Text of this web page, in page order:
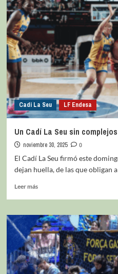
Cadi La Seu LF Endesa
Un Cadí La Seu sin complejos
noviembre 30, 2025
0
El Cadí La Seu firmó este
dejan huella, de las que obligan
Leer más